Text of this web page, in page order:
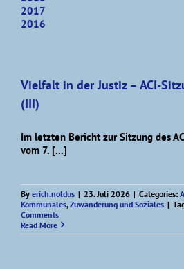
2017
2016
Vielfalt in der Justiz – ACI-
(III)
Im letzten Bericht zur Sitzung des
vom 7. [...]
By erich.noldus | 23. Juli 2026 | Categories:
Kommunales,Zuwanderung und Soziales |
Comments
Read More